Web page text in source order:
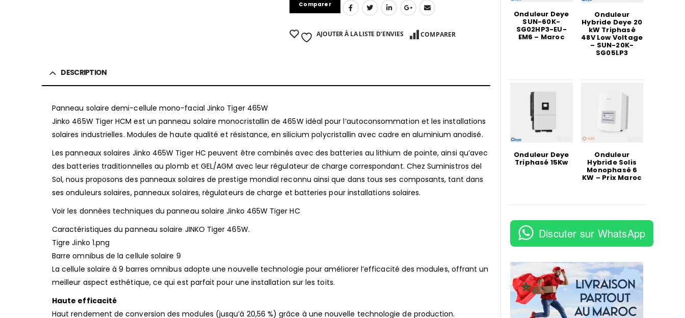
Comparer
AJOUTER À LA LISTE D’ENVIES COMPARER
DESCRIPTION
Panneau solaire demi-cellule mono-facial Jinko Tiger 465W
Jinko 465W Tiger HCM est un panneau solaire monocristallin de 465W idéal pour l’autoconsommation et les installations
solaires industrielles. Modules de haute qualité et résistance, en silicium polycristallin avec cadre en aluminium anodisé.
Les panneaux solaires Jinko 465W Tiger HC peuvent être combinés avec des batteries au lithium de pointe, ainsi qu’avec
des batteries traditionnelles au plomb et GEL/AGM avec leur régulateur de charge correspondant. Chez Suministros del
Sol, nous proposons des panneaux solaires de prestige mondial reconnu ainsi que dans tous ses composants, tant dans
ses onduleurs solaires, panneaux solaires, régulateurs de charge et batteries pour installations solaires.
Voir les données techniques du panneau solaire Jinko 465W Tiger HC
Caractéristiques du panneau solaire JINKO Tiger 465W.
Tigre Jinko 1.png
Barre omnibus de la cellule solaire 9
La cellule solaire à 9 barres omnibus adopte une nouvelle technologie pour améliorer l’efficacité des modules, offrant un
meilleur aspect esthétique, ce qui est parfait pour une installation sur les toits.
Haute efficacité
Haut rendement de conversion des modules (jusqu’à 20,56 %) grâce à une nouvelle technologie de production.
Onduleur Deye
SUN-60K-
SG02HP3-EU-
EM6 – Maroc
Onduleur
Hybride Deye 20
kW Triphasé
48V Low Voltage
– SUN-20K-
SG05LP3
Onduleur Deye
Triphasé 15Kw
Onduleur
Hybride Solis
Monophasé 6
KW – Prix Maroc
Discuter sur WhatsApp